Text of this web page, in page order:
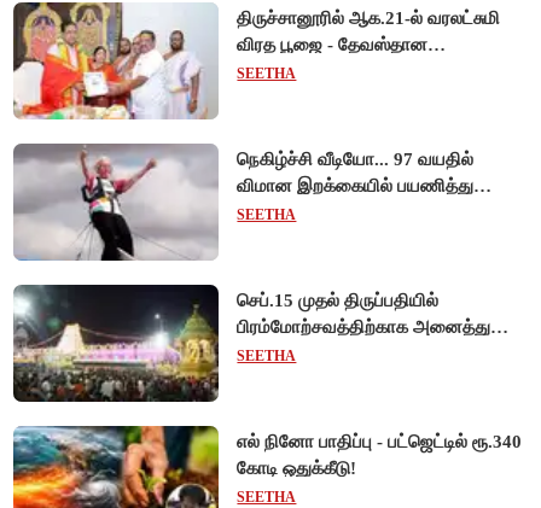
திருச்சானூரில் ஆக.21-ல் வரலட்சுமி
விரத பூஜை - தேவஸ்தான
அறங்காவலர் குழு தலைவருக்கு
SEETHA
நெகிழ்ச்சி வீடியோ... 97 வயதில்
விமான இறக்கையில் பயணித்து
கின்னஸ் சாதனை படைத்த பிரிட்டன்
SEETHA
செப்.15 முதல் திருப்பதியில்
பிரம்மோற்சவத்திற்காக அனைத்து
சிறப்பு தரிசனங்களும் ரத்து -
SEETHA
எல் நினோ பாதிப்பு - பட்ஜெட்டில் ரூ.340
கோடி ஒதுக்கீடு!
SEETHA